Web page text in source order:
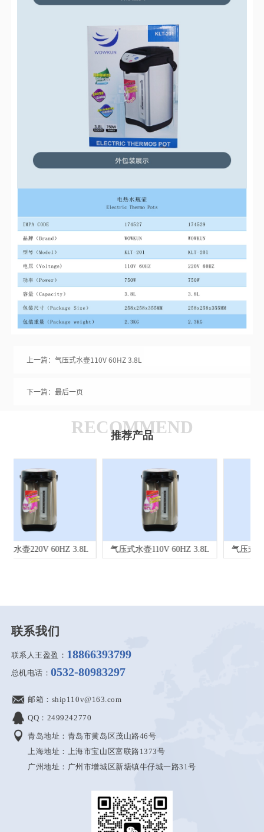
上一篇：气压式水壶110V 60HZ 3.8L
下一篇：最后一页
RECOMMEND
推荐产品
3.8L 气压式水壶110V 60HZ 3.8L 气压式水壶220V 60HZ 3.8L
联系我们
联系人王盈盈： 18866393799
总机电话：0532-80983297
邮箱：ship110v@163.com
QQ：2499242770
青岛地址：青岛市黄岛区茂山路46号
上海地址：上海市宝山区富联路1373号
广州地址：广州市增城区新塘镇牛仔城一路31号